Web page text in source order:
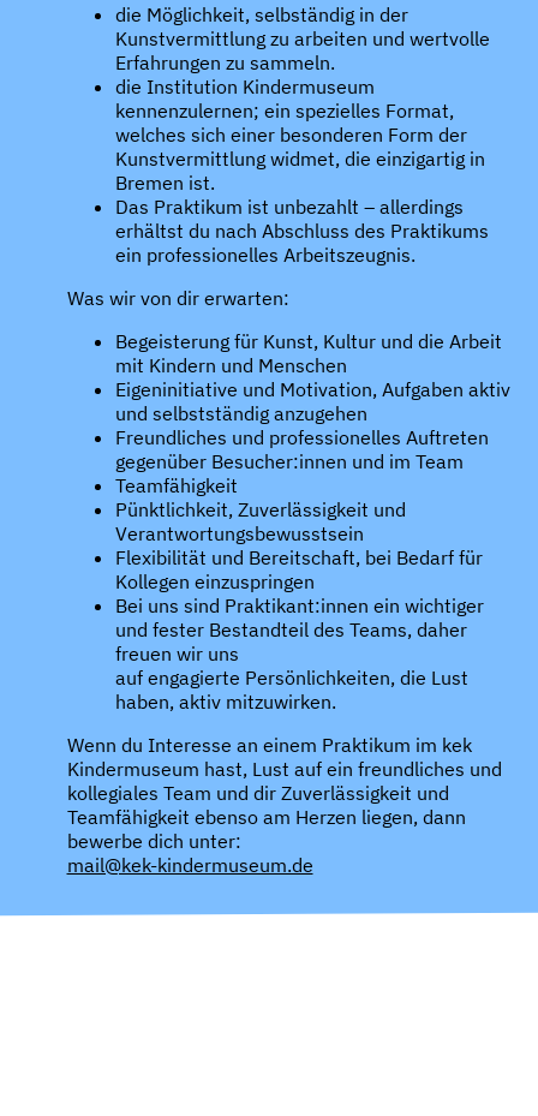
die Möglichkeit, selbständig in der
Kunstvermittlung zu arbeiten und wertvolle
Erfahrungen zu sammeln.
die Institution Kindermuseum
kennenzulernen; ein spezielles Format,
welches sich einer besonderen Form der
Kunstvermittlung widmet, die einzigartig in
Bremen ist.
Das Praktikum ist unbezahlt – allerdings
erhältst du nach Abschluss des Praktikums
ein professionelles Arbeitszeugnis.
Was wir von dir erwarten:
Begeisterung für Kunst, Kultur und die Arbeit
mit Kindern und Menschen
Eigeninitiative und Motivation, Aufgaben aktiv
und selbstständig anzugehen
Freundliches und professionelles Auftreten
gegenüber Besucher:innen und im Team
Teamfähigkeit
Pünktlichkeit, Zuverlässigkeit und
Verantwortungsbewusstsein
Flexibilität und Bereitschaft, bei Bedarf für
Kollegen einzuspringen
Bei uns sind Praktikant:innen ein wichtiger
und fester Bestandteil des Teams, daher
freuen wir uns
auf engagierte Persönlichkeiten, die Lust
haben, aktiv mitzuwirken.
Wenn du Interesse an einem Praktikum im kek
Kindermuseum hast, Lust auf ein freundliches und
kollegiales Team und dir Zuverlässigkeit und
Teamfähigkeit ebenso am Herzen liegen, dann
bewerbe dich unter:
mail@kek-kindermuseum.de